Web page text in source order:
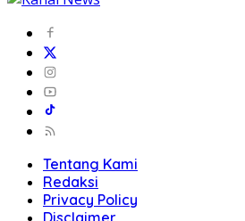
Tentang Kami
Redaksi
Privacy Policy
Disclaimer